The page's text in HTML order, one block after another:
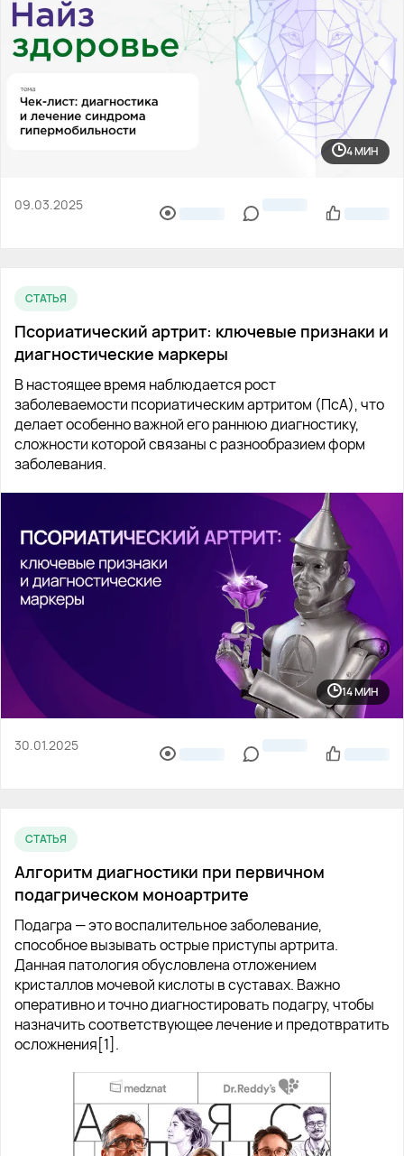
4 МИН
09.03.2025
СТАТЬЯ
Псориатический артрит: ключевые признаки и
диагностические маркеры
В настоящее время наблюдается рост
заболеваемости псориатическим артритом (ПсА), что
делает особенно важной его раннюю диагностику,
сложности которой связаны с разнообразием форм
заболевания.
14 МИН
30.01.2025
СТАТЬЯ
Алгоритм диагностики при первичном
подагрическом моноартрите
Подагра — это воспалительное заболевание,
способное вызывать острые приступы артрита.
Данная патология обусловлена отложением
кристаллов мочевой кислоты в суставах. Важно
оперативно и точно диагностировать подагру, чтобы
назначить соответствующее лечение и предотвратить
осложнения[1].